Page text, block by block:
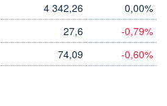
4 342,26 0,00%
27,6 -0,79%
74,09 -0,60%